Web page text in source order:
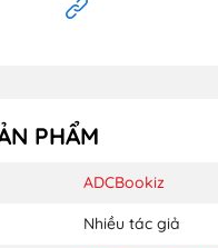
PHẨM
ADCBookiz
Nhiều tác giả